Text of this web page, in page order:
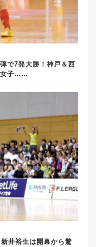
で7発大勝！神戸＆西
女子……
井裕生は開幕から驚